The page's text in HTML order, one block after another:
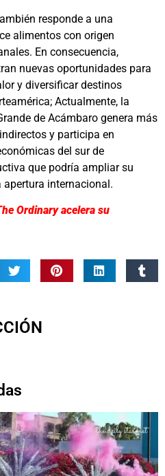
responde a una
alimentos con origen
En consecuencia,
nuevas oportunidades para
y diversificar destinos
Actualmente, la
de Acámbaro genera más
y participa en
del sur de
que podría ampliar su
internacional.
Ordinary acelera su